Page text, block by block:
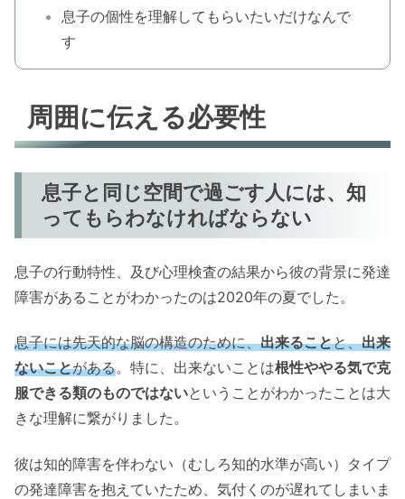
息子の個性を理解してもらいたいだけなんで
す
周囲に伝える必要性
息子と同じ空間で過ごす人には、知
ってもらわなければならない
息子の行動特性、及び心理検査の結果から彼の背景に発達
障害があることがわかったのは2020年の夏でした。
息子には先天的な脳の構造のために、出来ることと、出来
ないことがある。特に、出来ないことは根性ややる気で克
服できる類のものではないということがわかったことは大
きな理解に繋がりました。
彼は知的障害を伴わない（むしろ知的水準が高い）タイプ
の発達障害を抱えていたため、気付くのが遅れてしまいま